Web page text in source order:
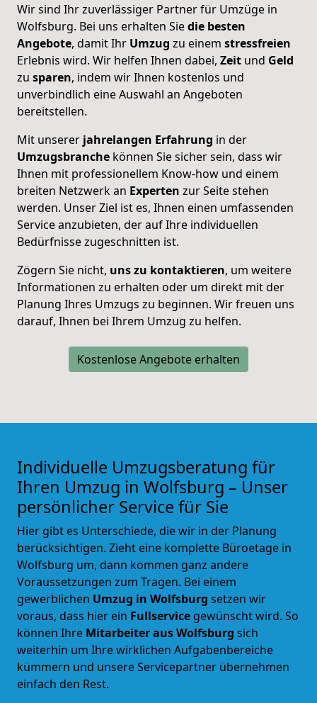
Wir sind Ihr zuverlässiger Partner für Umzüge in
Wolfsburg. Bei uns erhalten Siedie besten
Angebote, damit Ihr Umzug zu einem stressfreien
Erlebnis wird. Wir helfen Ihnen dabei, Zeit und Geld
zu sparen, indem wir Ihnen kostenlos und
unverbindlich eine Auswahl an Angeboten
bereitstellen.
Mit unserer jahrelangen Erfahrung in der
Umzugsbranche können Sie sicher sein, dass wir
Ihnen mit professionellem Know-how und einem
breiten Netzwerk an Experten zur Seite stehen
werden. Unser Ziel ist es, Ihnen einen umfassenden
Service anzubieten, der auf Ihre individuellen
Bedürfnisse zugeschnitten ist.
Zögern Sie nicht, uns zu kontaktieren, um weitere
Informationen zu erhalten oder um direkt mit der
Planung Ihres Umzugs zu beginnen. Wir freuen uns
darauf, Ihnen bei Ihrem Umzug zu helfen.
Kostenlose Angebote erhalten
Individuelle Umzugsberatung für
Ihren Umzug in Wolfsburg – Unser
persönlicher Service für Sie
Hier gibt es Unterschiede, die wir in der Planung
berücksichtigen. Zieht eine komplette Büroetage in
Wolfsburg um, dann kommen ganz andere
Voraussetzungen zum Tragen. Bei einem
gewerblichen Umzug in Wolfsburg setzen wir
voraus, dass hier ein Fullservice gewünscht wird. So
können Ihre Mitarbeiter aus Wolfsburg sich
weiterhin um Ihre wirklichen Aufgabenbereiche
kümmern und unsere Servicepartner übernehmen
einfach den Rest.